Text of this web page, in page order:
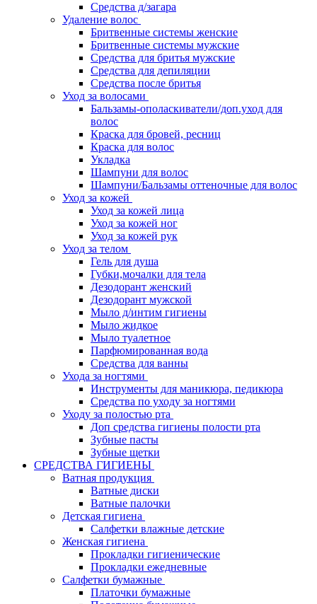
Средства д/загара
Удаление волос
Бритвенные системы женские
Бритвенные системы мужские
Средства для бритья мужские
Средства для депиляции
Средства после бритья
Уход за волосами
Бальзамы-ополаскиватели/доп.уход для
волос
Краска для бровей, ресниц
Краска для волос
Укладка
Шампуни для волос
Шампуни/Бальзамы оттеночные для волос
Уход за кожей
Уход за кожей лица
Уход за кожей ног
Уход за кожей рук
Уход за телом
Гель для душа
Губки,мочалки для тела
Дезодорант женский
Дезодорант мужской
Мыло д/интим гигиены
Мыло жидкое
Мыло туалетное
Парфюмированная вода
Средства для ванны
Ухода за ногтями
Инструменты для маникюра, педикюра
Средства по уходу за ногтями
Уходу за полостью рта
Доп средства гигиены полости рта
Зубные пасты
Зубные щетки
СРЕДСТВА ГИГИЕНЫ
Ватная продукция
Ватные диски
Ватные палочки
Детская гигиена
Салфетки влажные детские
Женская гигиена
Прокладки гигиенические
Прокладки ежедневные
Салфетки бумажные
Платочки бумажные